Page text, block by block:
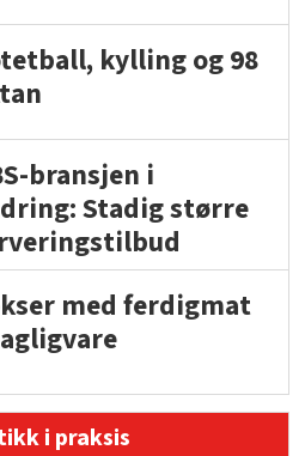
kylling og 98
bransjen i
Stadig større
med ferdigmat
i praksis